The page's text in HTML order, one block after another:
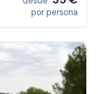
por persona